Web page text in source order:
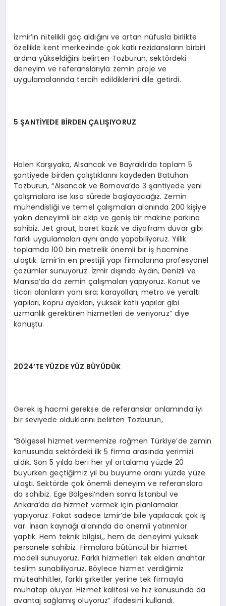
İzmir’in nitelikli göç aldığını ve artan nüfusla birlikte
özellikle kent merkezinde çok katlı rezidansların birbiri
ardına yükseldiğini belirten Tozburun, sektördeki
deneyim ve referanslarıyla zemin proje ve
uygulamalarında tercih edildiklerini dile getirdi.
5 ŞANTİYEDE BİRDEN ÇALIŞIYORUZ
Halen Karşıyaka, Alsancak ve Bayraklı’da toplam 5
şantiyede birden çalıştıklarını kaydeden Batuhan
Tozburun, “Alsancak ve Bornova’da 3 şantiyede yeni
çalışmalara ise kısa sürede başlayacağız. Zemin
mühendisliği ve temel çalışmaları alanında 200 kişiye
yakın deneyimli bir ekip ve geniş bir makine parkına
sahibiz. Jet grout, baret kazık ve diyafram duvar gibi
farklı uygulamaları aynı anda yapabiliyoruz. Yıllık
toplamda 100 bin metrelik önemli bir iş hacmine
ulaştık. İzmir’in en prestijli yapı firmalarına profesyonel
çözümler sunuyoruz. İzmir dışında Aydın, Denizli ve
Manisa’da da zemin çalışmaları yapıyoruz. Konut ve
ticari alanların yanı sıra; karayolları, metro ve yeraltı
yapıları, köprü ayakları, yüksek katlı yapılar gibi
uzmanlık gerektiren hizmetleri de veriyoruz” diye
konuştu.
2024’TE YÜZDE YÜZ BÜYÜDÜK
Gerek iş hacmi gerekse de referanslar anlamında iyi
bir seviyede olduklarını belirten Tozburun,
“Bölgesel hizmet vermemize rağmen Türkiye’de zemin
konusunda sektördeki ilk 5 firma arasında yerimizi
aldık. Son 5 yılda beri her yıl ortalama yüzde 20
büyürken geçtiğimiz yıl bu büyüme oranı yüzde yüze
ulaştı. Sektörde çok önemli deneyim ve referanslara
da sahibiz. Ege Bölgesi’nden sonra İstanbul ve
Ankara’da da hizmet vermek için planlamalar
yapıyoruz. Fakat sadece İzmir’de bile yapılacak çok iş
var. İnsan kaynağı alanında da önemli yatırımlar
yaptık. Hem teknik bilgisi,, hem de deneyimi yüksek
personele sahibiz. Firmalara bütüncül bir hizmet
modeli sunuyoruz. Farklı hizmetleri tek elden anahtar
teslim sunabiliyoruz. Böylece hizmet verdiğimiz
müteahhitler, farklı şirketler yerine tek firmayla
muhatap oluyor. Hizmet kalitesi ve hız konusunda da
avantaj sağlamış oluyoruz” ifadesini kullandı.